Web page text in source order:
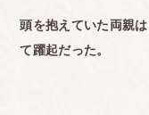
頭を抱えていた両親
て躍起だった。